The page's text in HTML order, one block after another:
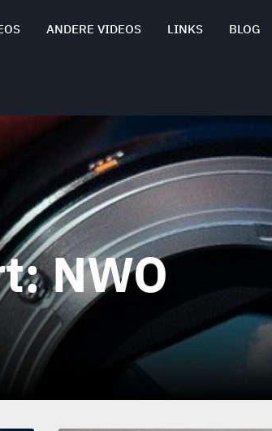
ANDERE VIDEOS LINKS BLOG
NWO